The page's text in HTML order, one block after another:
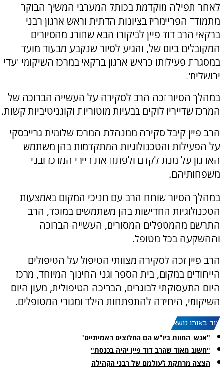
לאחר תפילה מוקדמת בכותל המערבי המשיך הבוקר
מתמודד הפריימריז בציונות הדתית וראש ארגון רבני
ברקאי הרב דוד פיין לביקורו הבא שחורג מהסיורים
המקובלים ביום של, והגיע לסיור שנקבע מבעוד מועד
במסגרת פעילותו כראש ארגון ברקאי במרכז השיקומי 'עדי
ירושלים'.
במהלך הסיור זכה הרב לסקירה על העשייה הברוכה של
המרכז שדייריו לוקים בבעיות מוטוריות וקוגניטיביות קשות.
הרב פיין קיבל סקירה ממנהלת המרכז שלומית גרייבסקי
על הפעילות והטכנולוגיות המתקדמות בהן משתמש
הארגון על מנת לקדם ולפתח את דיירי המרכז ובני
משפחותיהם.
במהלך הסיור שוחח הרב עם חניכי המקום באמצעות
הטכנולוגיות החדישות בהן משתמשים במוסד, הרב
התרשם מהמטפלים המסורים, העשייה הברוכה
וההשקעה בכל מטופל.
הרב פיין זכה לסקירה מצוותי הטיפול על הטיפולים
הייחודים במקום, בית הספר וגני החינוך המיוחד, מרכז
היום התעסוקתי לבוגרים, הבריכה הטיפולית, מעון היום
השיקומי, היחידה להתפתחות הילד ומגורי המטופלים.
עוד באותו נושא:
"אנשי החוות ביו"ש הם החלוצים האמיתיים"
"חשוב מאוד שהרב דוד פיין יהיה בכנסת"
הצצה מרתקת לעולמם של רבני הקהילה